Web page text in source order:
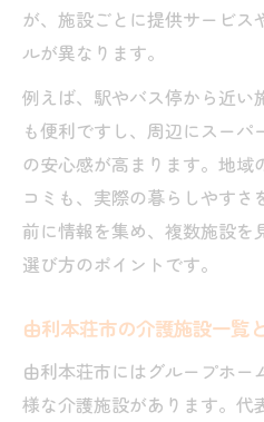
が、施設ごとに提供サービ
ルが異なります。
例えば、駅やバス停から近い
も便利ですし、周辺にスー
の安心感が高まります。地域
コミも、実際の暮らしやす
前に情報を集め、複数施設を
選び方のポイントです。
由利本荘市の介護施設一覧
由利本荘市にはグループホ
様な介護施設があります。代